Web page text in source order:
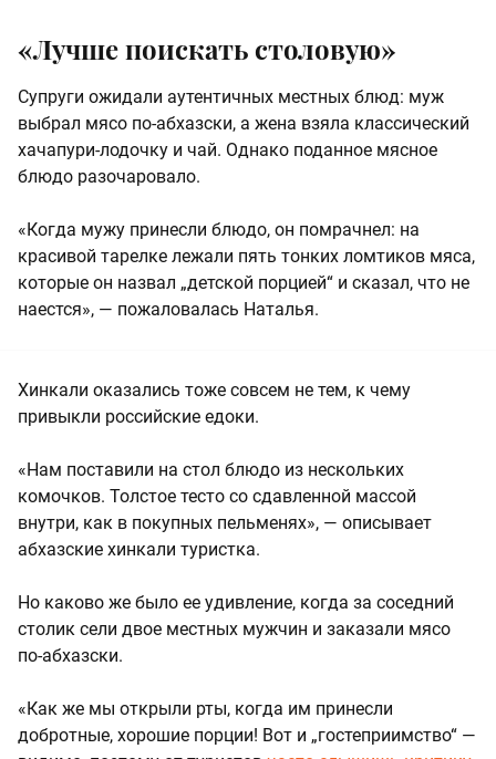
«Лучше поискать столовую»
Супруги ожидали аутентичных местных блюд: муж
выбрал мясо по-абхазски, а жена взяла классический
хачапури-лодочку и чай. Однако поданное мясное
блюдо разочаровало.
«Когда мужу принесли блюдо, он помрачнел: на
красивой тарелке лежали пять тонких ломтиков мяса,
которые он назвал „детской порцией“ и сказал, что не
наестся», — пожаловалась Наталья.
Хинкали оказались тоже совсем не тем, к чему
привыкли российские едоки.
«Нам поставили на стол блюдо из нескольких
комочков. Толстое тесто со сдавленной массой
внутри, как в покупных пельменях», — описывает
абхазские хинкали туристка.
Но каково же было ее удивление, когда за соседний
столик сели двое местных мужчин и заказали мясо
по-абхазски.
«Как же мы открыли рты, когда им принесли
добротные, хорошие порции! Вот и „гостеприимство“ —